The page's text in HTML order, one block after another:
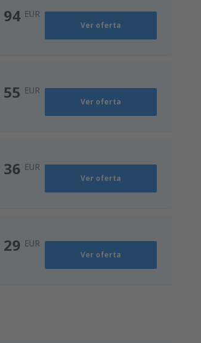
94 EUR
Ver oferta
55 EUR
Ver oferta
36 EUR
Ver oferta
29 EUR
Ver oferta